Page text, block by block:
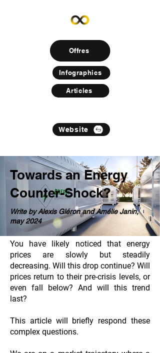
Offres
Infographics
Articles
Website
Towards an Energy
Counter-Shock?
Write by Alexis Gléron and Amélie Janin,
may 2024
You have likely noticed that energy
prices are slowly but steadily
decreasing. Will this drop continue? Will
prices return to their pre-crisis levels, or
even fall below? And will this trend
last?
This article will briefly respond these
complex questions.